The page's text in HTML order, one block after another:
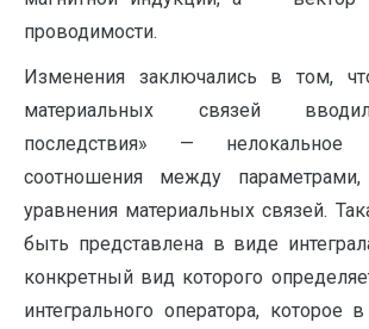
проводимости.
Изменения заключались в том,
материальных связей
последствия» —
соотношения между
уравнения материальных связей.
быть представлена в виде
конкретный вид которого
интегрального оператора, которое